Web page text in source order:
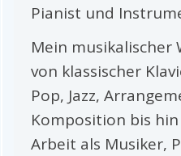
Pianist und
Mein musikalischer
von klassischer
Pop, Jazz,
Komposition bis
Arbeit als Musiker,